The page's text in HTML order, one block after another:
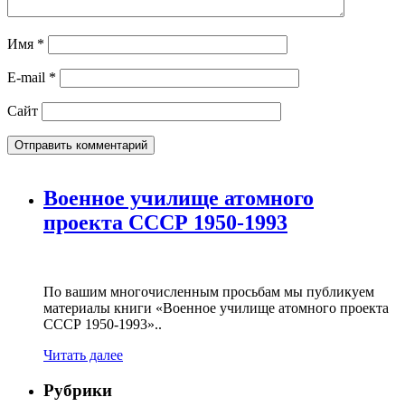
Имя *
E-mail *
Сайт
Военное училище атомного
проекта СССР 1950-1993
По вашим многочисленным просьбам мы публикуем
материалы книги «Военное училище атомного проекта
СССР 1950-1993»..
Читать далее
Рубрики